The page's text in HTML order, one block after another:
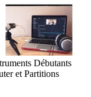
Débutants
et Partitions